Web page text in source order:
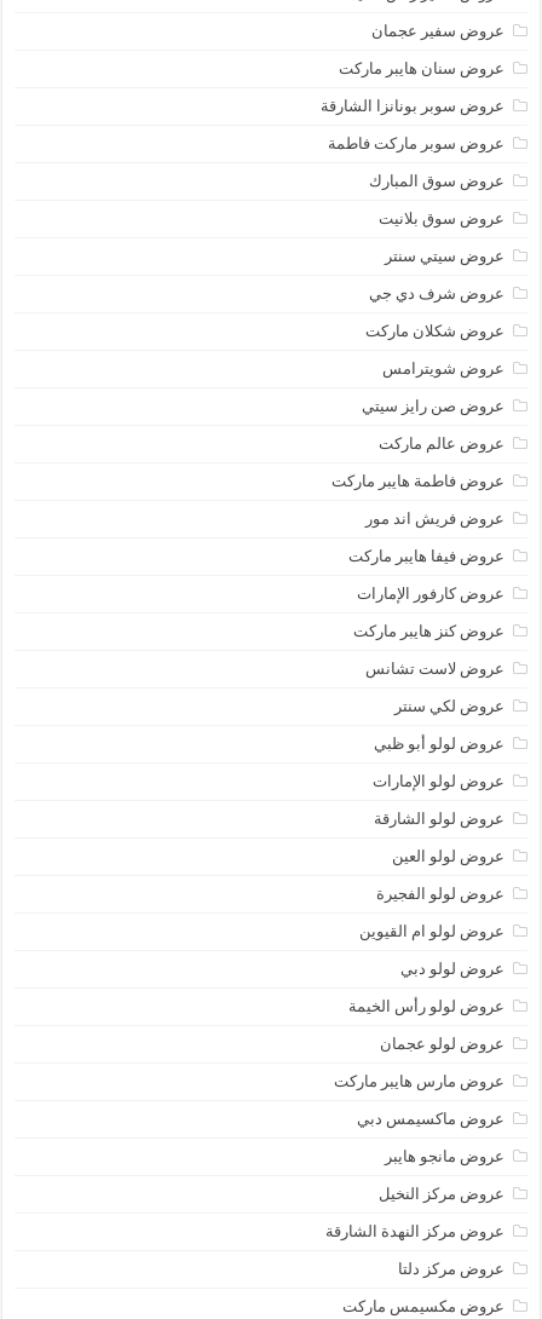
عروض سفير عجمان
عروض سنان هايبر ماركت
عروض سوبر بونانزا الشارقة
عروض سوبر ماركت فاطمة
عروض سوق المبارك
عروض سوق بلانيت
عروض سيتي سنتر
عروض شرف دي جي
عروض شكلان ماركت
عروض شويترامس
عروض صن رايز سيتي
عروض عالم ماركت
عروض فاطمة هايبر ماركت
عروض فريش اند مور
عروض فيفا هايبر ماركت
عروض كارفور الإمارات
عروض كنز هايبر ماركت
عروض لاست تشانس
عروض لكي سنتر
عروض لولو أبو ظبي
عروض لولو الإمارات
عروض لولو الشارقة
عروض لولو العين
عروض لولو الفجيرة
عروض لولو ام القيوين
عروض لولو دبي
عروض لولو رأس الخيمة
عروض لولو عجمان
عروض مارس هايبر ماركت
عروض ماكسيمس دبي
عروض مانجو هايبر
عروض مركز النخيل
عروض مركز النهدة الشارقة
عروض مركز دلتا
عروض مكسيمس ماركت